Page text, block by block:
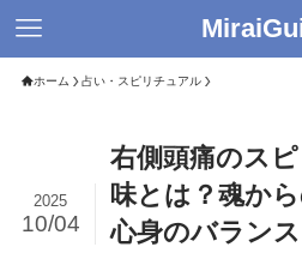
ホーム 占い・スピリチュアル
右側頭痛のス
味とは？魂か
心身のバラン
2025
10/04